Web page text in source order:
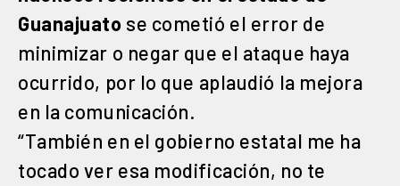
Guanajuato se cometió el error de
minimizar o negar que el ataque haya
ocurrido, por lo que aplaudió la mejora
en la comunicación.
“También en el gobierno estatal me ha
tocado ver esa modificación, no te